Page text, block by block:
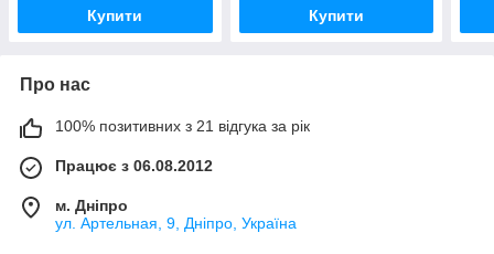
Купити Купити
Про нас
100% позитивних з 21 відгука за рік
Працює з 06.08.2012
м. Дніпро
ул. Артельная, 9, Дніпро, Україна